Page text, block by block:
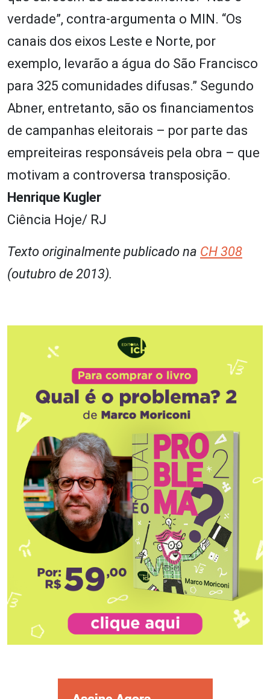
verdade”, contra-argumenta o MIN. “Os
canais dos eixos Leste e Norte, por
exemplo, levarão a água do São Francisco
para 325 comunidades difusas.” Segundo
Abner, entretanto, são os financiamentos
de campanhas eleitorais – por parte das
empreiteiras responsáveis pela obra – que
motivam a controversa transposição.
Henrique Kugler
Ciência Hoje/ RJ
Texto originalmente publicado na CH 308
(outubro de 2013).